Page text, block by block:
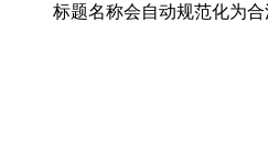
标题名称会自动规范化为合